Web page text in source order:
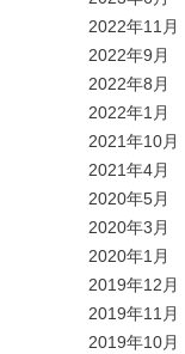
2022年11月
2022年9月
2022年8月
2022年1月
2021年10月
2021年4月
2020年5月
2020年3月
2020年1月
2019年12月
2019年11月
2019年10月